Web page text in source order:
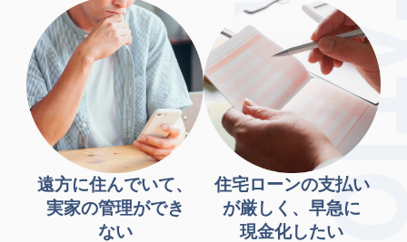
遠方に住んでいて、
実家の管理ができ
ない
住宅ローンの支払い
が厳しく、早急に
現金化したい